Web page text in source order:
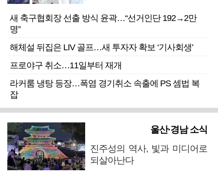
새 축구협회장 선출 방식 윤곽…“선거인단 192→2만
명”
해체설 뒤집은 LIV 골프…새 투자자 확보 ‘기사회생’
프로야구 취소…11일부터 재개
라커룸 냉탕 등장…폭염 경기취소 속출에 PS 셈법 복
잡
울산·경남 소식
진주성의 역사, 빛과 미디어로
되살아난다